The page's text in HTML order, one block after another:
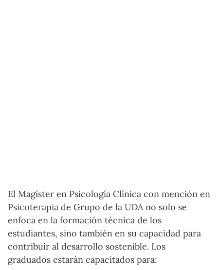
El Magíster en Psicología Clínica con mención en
Psicoterapia de Grupo de la UDA no solo se
enfoca en la formación técnica de los
estudiantes, sino también en su capacidad para
contribuir al desarrollo sostenible. Los
graduados estarán capacitados para: